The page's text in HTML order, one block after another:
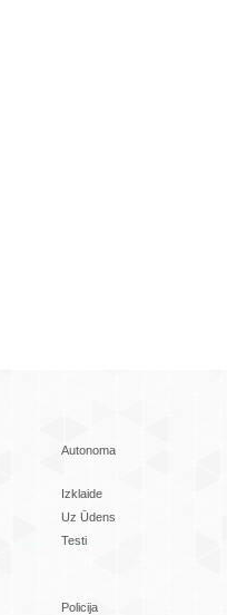
Autonoma
Izklaide
Uz Ūdens
Testi
Policija